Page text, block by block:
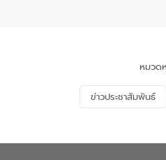
จัดกา
อนุ
และก
เกี่ยว
ณ เท
หมวด
ข่าวประชาสัมพันธ์